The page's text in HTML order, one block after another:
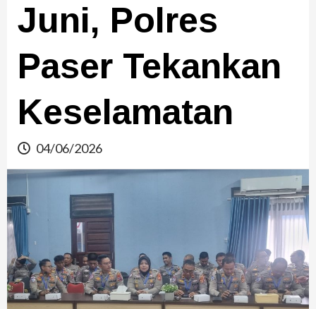
Juni, Polres
Paser Tekankan
Keselamatan
04/06/2026